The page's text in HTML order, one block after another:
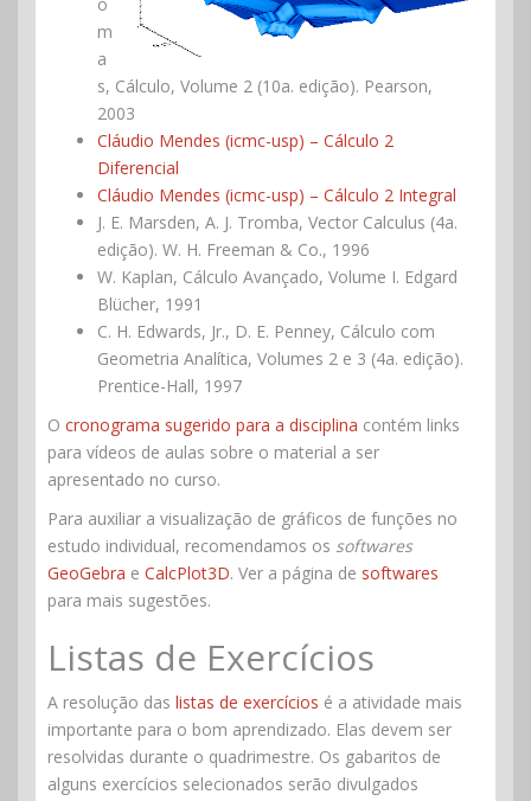
m
a
s, Cálculo, Volume 2 (10a. edição). Pearson,
2003
Cláudio Mendes (icmc-usp) – Cálculo 2
Diferencial
Cláudio Mendes (icmc-usp) – Cálculo 2 Integral
J. E. Marsden, A. J. Tromba, Vector Calculus (4a.
edição). W. H. Freeman & Co., 1996
W. Kaplan, Cálculo Avançado, Volume I. Edgard
Blücher, 1991
C. H. Edwards, Jr., D. E. Penney, Cálculo com
Geometria Analítica, Volumes 2 e 3 (4a. edição).
Prentice-Hall, 1997
O cronograma sugerido para a disciplina contém links
para vídeos de aulas sobre o material a ser
apresentado no curso.
Para auxiliar a visualização de gráficos de funções no
estudo individual, recomendamos os softwares
GeoGebra e CalcPlot3D. Ver a página de softwares
para mais sugestões.
Listas de Exercícios
A resolução das listas de exercícios é a atividade mais
importante para o bom aprendizado. Elas devem ser
resolvidas durante o quadrimestre. Os gabaritos de
alguns exercícios selecionados serão divulgados